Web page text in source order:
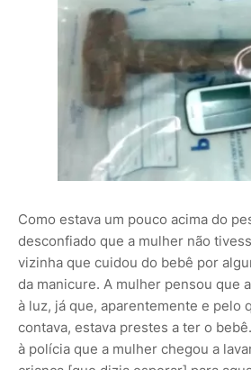
Como estava um pouco acima do
desconfiado que a mulher não
vizinha que cuidou do bebê por
da manicure. A mulher pensou que
à luz, já que, aparentemente e pelo
contava, estava prestes a ter o
à polícia que a mulher chegou a